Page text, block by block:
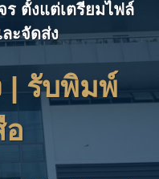
ตั้งแต่เตรียมไฟล์
ะจัดส่ง
| รับพิมพ์